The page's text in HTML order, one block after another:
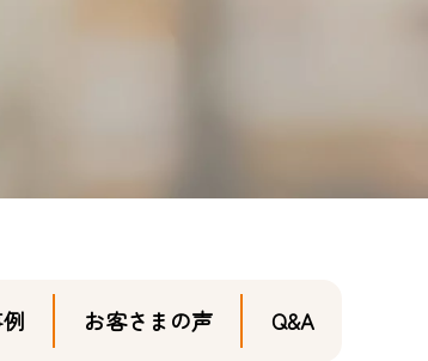
お客さまの声 Q&A